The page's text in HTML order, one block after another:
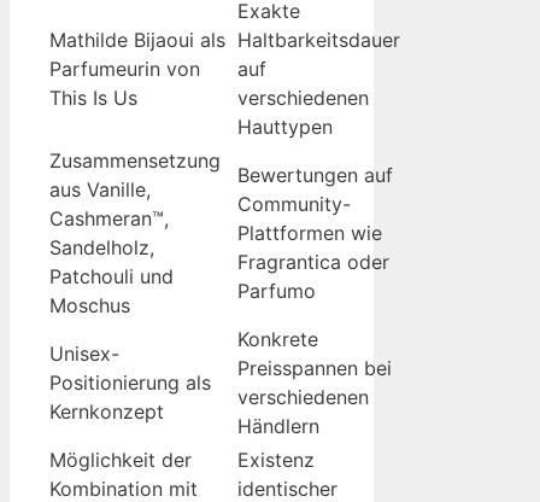
Mathilde Bijaoui als
Parfumeurin von
This Is Us
Exakte
Haltbarkeitsdauer
auf
verschiedenen
Hauttypen
Zusammensetzung
aus Vanille,
Cashmeran™,
Sandelholz,
Patchouli und
Moschus
Bewertungen auf
Community-
Plattformen wie
Fragrantica oder
Parfumo
Unisex-
Positionierung als
Kernkonzept
Konkrete
Preisspannen bei
verschiedenen
Händlern
Möglichkeit der
Kombination mit
Existenz
identischer